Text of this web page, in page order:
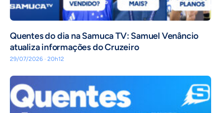
Quentes do dia na Samuca TV: Samuel Venâncio
atualiza informações do Cruzeiro
29/07/2026 · 20h12